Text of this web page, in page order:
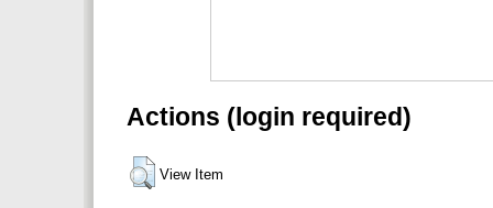
Actions (login required)
View Item